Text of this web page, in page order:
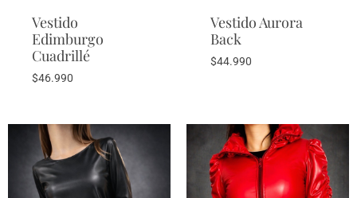
Vestido
Edimburgo
Cuadrillé
$46.990
Vestido Aurora
Back
$44.990